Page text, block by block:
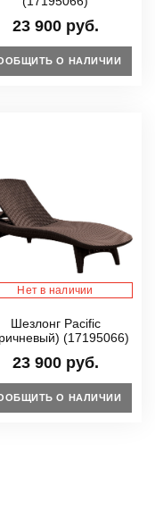
23 900 руб.
О НАЛИЧИИ
Нет в наличии
Шезлонг Pacific
(17195066)
23 900 руб.
О НАЛИЧИИ